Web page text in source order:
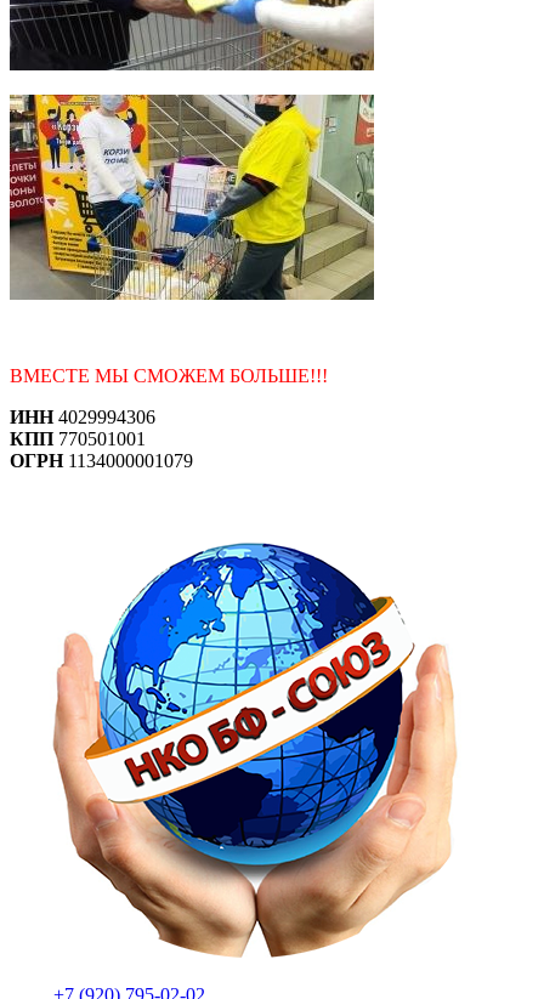
ВМЕСТЕ МЫ СМОЖЕМ БОЛЬШЕ!!!
ИНН4029994306
КПП 770501001
ОГРН1134000001079
+7 (920) 795-02-02